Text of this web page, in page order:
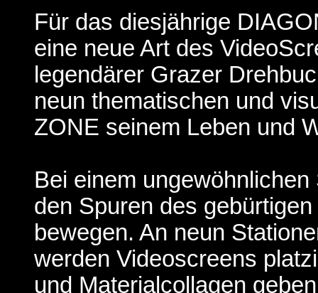
Für das diesjährige
eine neue Art des
legendärer Grazer
neun thematischen und
ZONE seinem Leben und
Bei einem
den Spuren des
bewegen. An neun
werden Videoscreens
und Materialcollagen